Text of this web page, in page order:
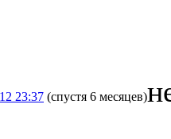
23:37 (спустя 6 месяцев)